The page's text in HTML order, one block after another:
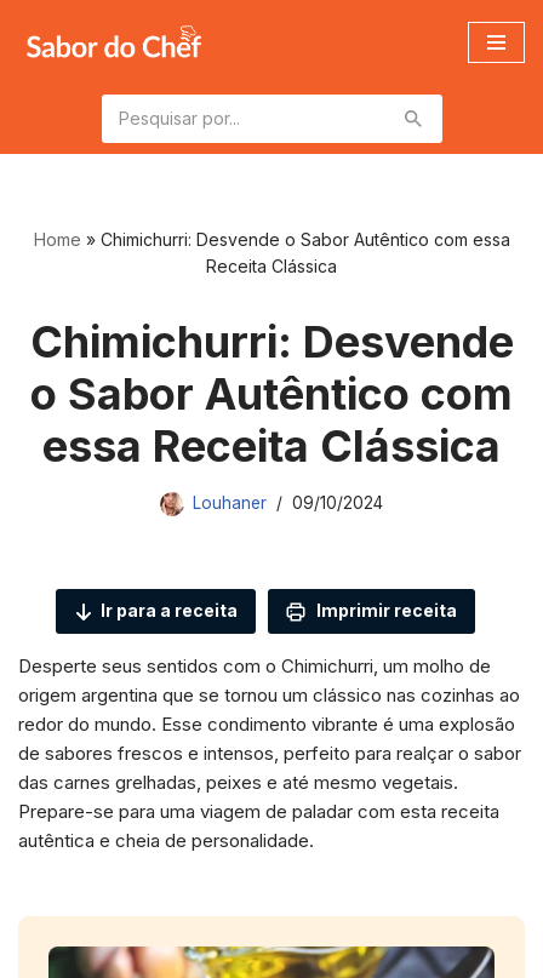
Pular
conteúdo
Home » Chimichurri: Desvende o Sabor Autêntico com essa
Receita Clássica
Chimichurri: Desvende
o Sabor Autêntico com
essa Receita Clássica
Louhaner 09/10/2024
Ir para a receita Imprimir receita
Desperte seus sentidos com o Chimichurri, um molho de
origem argentina que se tornou um clássico nas cozinhas ao
redor do mundo. Esse condimento vibrante é uma explosão
de sabores frescos e intensos, perfeito para realçar o sabor
das carnes grelhadas, peixes e até mesmo vegetais.
Prepare-se para uma viagem de paladar com esta receita
autêntica e cheia de personalidade.